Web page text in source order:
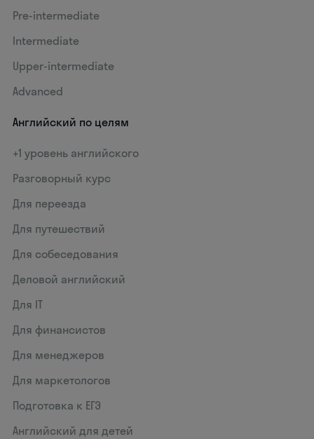
Pre-intermediate
Intermediate
Upper-intermediate
Advanced
Английский по целям
+1 уровень английского
Разговорный курс
Для переезда
Для путешествий
Для собеседования
Деловой английский
Для IT
Для финансистов
Для менеджеров
Для маркетологов
Подготовка к ЕГЭ
Английский для детей